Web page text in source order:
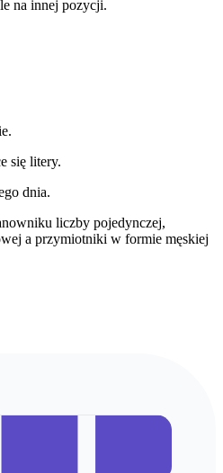
na innej pozycji.
się litery.
dnia.
liczby pojedynczej,
a przymiotniki w formie męskiej